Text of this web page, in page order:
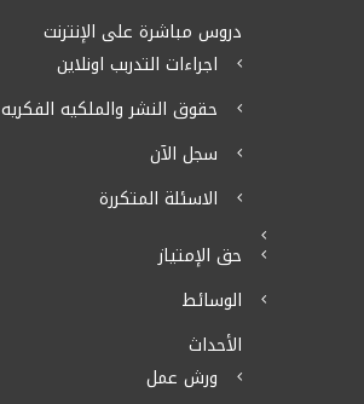
دروس مباشرة على الإنترنت
اجراءات التدربب اونلاين
حقوق النشر والملكيه الفكريه
سجل الآن
الاسئلة المتكررة
حق الإمتياز
الوسائط
الأحداث
ورش عمل